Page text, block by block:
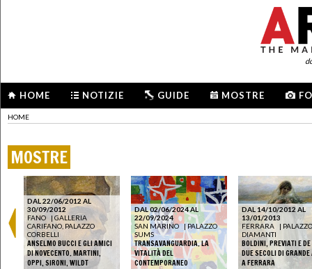
HOME NOTIZIE GUIDE MOSTRE
HOME
MOSTRE
DAL 22/06/2012 AL
30/09/2012
FANO
| GALLERIA
CARIFANO, PALAZZO
CORBELLI
ANSELMO BUCCI E GLI AMICI
DI NOVECENTO. MARTINI,
OPPI, SIRONI, WILDT
DAL 02/06/2024 AL
22/09/2024
SAN MARINO |PALAZZO
SUMS
TRANSAVANGUARDIA. LA
VITALITÀ DEL
CONTEMPORANEO
DAL 14/10/2012 AL
13/01/2013
FERRARA
|
DIAMANTI
BOLDINI, PREVIATI E
DUE SECOLI DI GRANDE
A FERRARA